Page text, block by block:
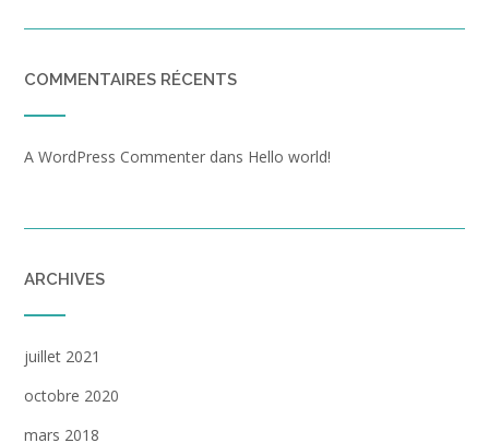
COMMENTAIRES RÉCENTS
A WordPress Commenter dans Hello world!
ARCHIVES
juillet 2021
octobre 2020
mars 2018